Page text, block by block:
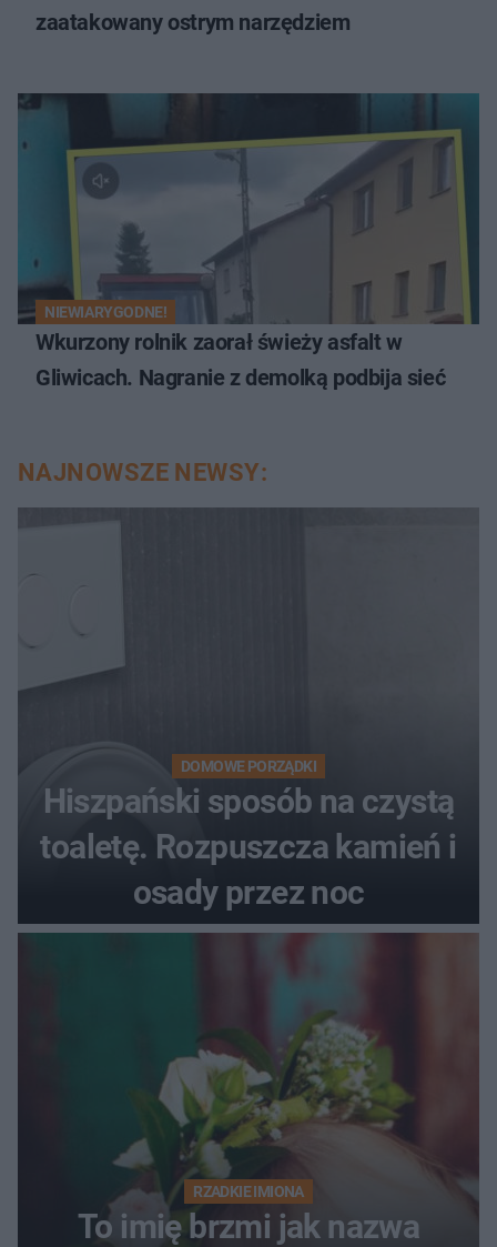
zaatakowany ostrym narzędziem
NIEWIARYGODNE!
Wkurzony rolnik zaorał świeży asfalt w
Gliwicach. Nagranie z demolką podbija sieć
NAJNOWSZE NEWSY:
DOMOWE PORZĄDKI
Hiszpański sposób na czystą
toaletę. Rozpuszcza kamień i
osady przez noc
RZADKIE IMIONA
To imię brzmi jak nazwa